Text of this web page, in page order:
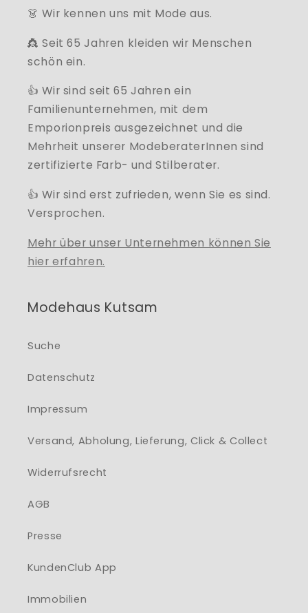
👗 Wir kennen uns mit Mode aus.
👸 Seit 65 Jahren kleiden wir Menschen
schön ein.
👍 Wir sind seit 65 Jahren ein
Familienunternehmen, mit dem
Emporionpreis ausgezeichnet und die
Mehrheit unserer ModeberaterInnen sind
zertifizierte Farb- und Stilberater.
👍 Wir sind erst zufrieden, wenn Sie es sind.
Versprochen.
Mehr über unser Unternehmen können Sie
hier erfahren.
Modehaus Kutsam
Suche
Datenschutz
Impressum
Versand, Abholung, Lieferung, Click & Collect
Widerrufsrecht
AGB
Presse
KundenClub App
Immobilien